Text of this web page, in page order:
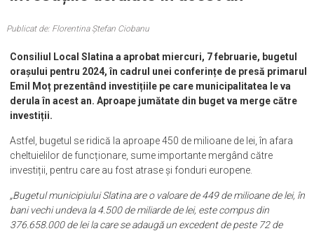
Publicat de: Florentina Ștefan Ciobanu
Consiliul Local Slatina a aprobat miercuri, 7 februarie, bugetul
orașului pentru 2024, în cadrul unei conferințe de presă primarul
Emil Moț prezentând investițiile pe care municipalitatea le va
derula în acest an. Aproape jumătate din buget va merge către
investiții.
Astfel, bugetul se ridică la aproape 450 de milioane de lei, în afara
cheltuielilor de funcționare, sume importante mergând către
investiții, pentru care au fost atrase și fonduri europene.
„Bugetul municipiului Slatina are o valoare de 449 de milioane de lei, în
bani vechi undeva la 4.500 de miliarde de lei, este compus din
376.658.000 de lei la care se adaugă un excedent de peste 72 de